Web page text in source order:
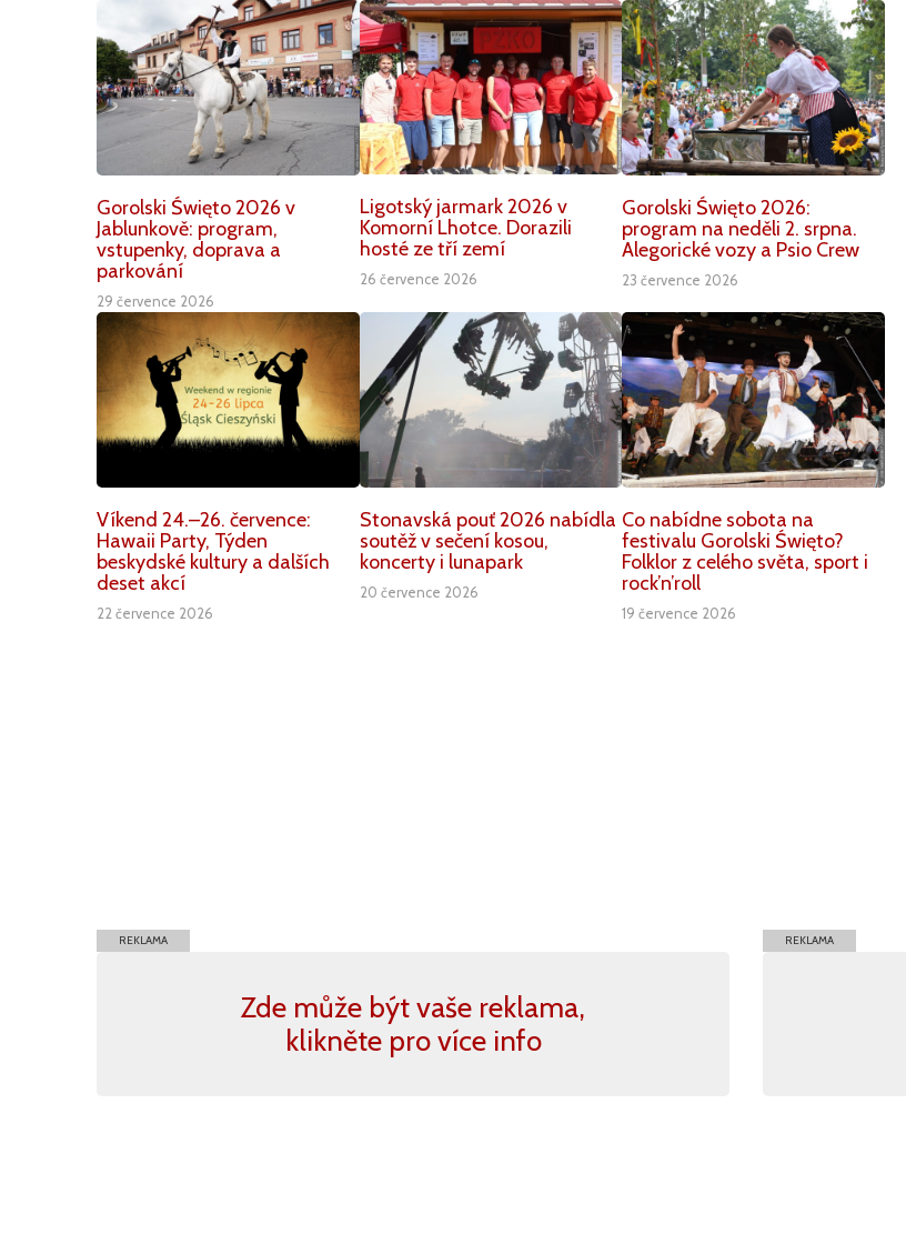
Gorolski Święto 2026 v
Jablunkově: program,
vstupenky, doprava a
parkování
29 července 2026
Ligotský jarmark 2026 v
Komorní Lhotce. Dorazili
hosté ze tří zemí
26 července 2026
Gorolski Święto 2026:
program na neděli 2. srpna.
Alegorické vozy a Psio Crew
23 července 2026
Víkend 24.–26. července:
Hawaii Party, Týden
beskydské kultury a dalších
deset akcí
22 července 2026
Stonavská pouť 2026 nabídla
soutěž v sečení kosou,
koncerty i lunapark
20 července 2026
Co nabídne sobota na
festivalu Gorolski Święto?
Folklor z celého světa, sport i
rock’n’roll
19 července 2026
REKLAMA
Zde může být vaše reklama,
klikněte pro více info
REKLAMA